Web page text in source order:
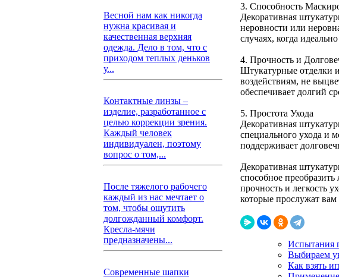
Весной нам как никогда
нужна красивая и
качественная верхняя
одежда. Дело в том, что с
приходом теплых деньков
у...
Контактные линзы –
изделие, разработанное с
целью коррекции зрения.
Каждый человек
индивидуален, поэтому
вопрос о том,...
После тяжелого рабочего
каждый из нас мечтает о
том, чтобы ощутить
долгожданный комфорт.
Кресла-мячи
предназначены...
Современные шапки
3. Способность
Декоративная
неровности или
случаях, когда
4. Прочность и
Штукатурные отделки
воздействиям, не
обеспечивает долгий
5. Простота Ухода
Декоративная
специального ухода и
поддерживает
Декоративная
способное
прочность и легкость
которые прослужат вам
Испытания
Выбираем
Как взять